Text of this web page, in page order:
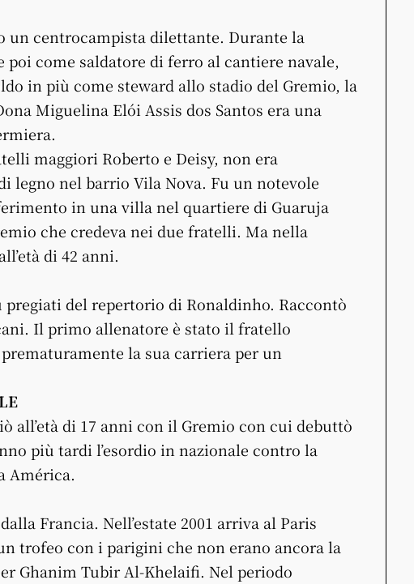
un centrocampista dilettante. Durante la
come saldatore di ferro al cantiere navale,
in più come steward allo stadio del Gremio, la
Miguelina Elói Assis dos Santos era una
maggiori Roberto e Deisy, non era
legno nel barrio Vila Nova. Fu un notevole
in una villa nel quartiere di Guaruja
che credeva nei due fratelli. Ma nella
di 42 anni.
del repertorio di Ronaldinho. Raccontò
Il primo allenatore è stato il fratello
la sua carriera per un
all’età di 17 anni con il Gremio con cui debuttò
più tardi l’esordio in nazionale contro la
América.
Francia. Nell’estate 2001 arriva al Paris
trofeo con i parigini che non erano ancora la
Ghanim Tubir Al-Khelaifi. Nel periodo